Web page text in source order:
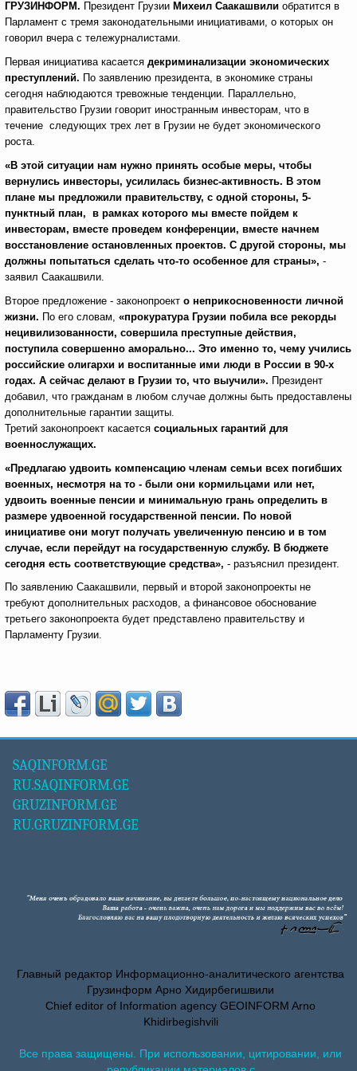
ГРУЗИНФОРМ. Президент Грузии Михеил Саакашвили обратится в
Парламент с тремя законодательными инициативами, о которых он
говорил вчера с тележурналистами.
Первая инициатива касается декриминализации экономических
преступлений. По заявлению президента, в экономике страны
сегодня наблюдаются тревожные тенденции. Параллельно,
правительство Грузии говорит иностранным инвесторам, что в
течение следующих трех лет в Грузии не будет экономического
роста.
«В этой ситуации нам нужно принять особые меры, чтобы
вернулись инвесторы, усилилась бизнес-активность. В этом
плане мы предложили правительству, с одной стороны, 5-
пунктный план, в рамках которого мы вместе пойдем к
инвесторам, вместе проведем конференции, вместе начнем
восстановление остановленных проектов. С другой стороны, мы
должны попытаться сделать что-то особенное для страны», -
заявил Саакашвили.
Второе предложение - законопроект о неприкосновенности личной
жизни. По его словам, «прокуратура Грузии побила все рекорды
нецивилизованности, совершила преступные действия,
поступила совершенно аморально... Это именно то, чему учились
российские олигархи и воспитанные ими люди в России в 90-х
годах. А сейчас делают в Грузии то, что выучили». Президент
добавил, что гражданам в любом случае должны быть предоставлены
дополнительные гарантии защиты.
Третий законопроект касается социальных гарантий для
военнослужащих.
«Предлагаю удвоить компенсацию членам семьи всех погибших
военных, несмотря на то - были они кормильцами или нет,
удвоить военные пенсии и минимальную грань определить в
размере удвоенной государственной пенсии. По новой
инициативе они могут получать увеличенную пенсию и в том
случае, если перейдут на государственную службу. В бюджете
сегодня есть соответствующие средства», - разъяснил президент.
По заявлению Саакашвили, первый и второй законопроекты не
требуют дополнительных расходов, а финансовое обоснование
третьего законопроекта будет представлено правительству и
Парламенту Грузии.
SAQINFORM.GE
RU.SAQINFORM.GE
GRUZINFORM.GE
RU.GRUZINFORM.GE
Главный редактор Информационно-аналитического агентства
Грузинформ Арно Хидирбегишвили
Chief editor of Information agency GEOINFORM Arno
Khidirbegishvili
Все права защищены. При использовании, цитировании, или